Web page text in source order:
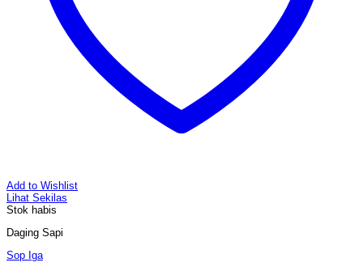
Add to Wishlist
Lihat Sekilas
Stok habis
Daging Sapi
Sop Iga